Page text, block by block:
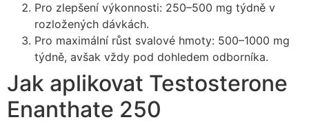
Pro zlepšení výkonnosti: 250–500 mg týdně v
rozložených dávkách.
Pro maximální růst svalové hmoty: 500–1000 mg
týdně, avšak vždy pod dohledem odborníka.
Jak aplikovat Testosterone
Enanthate 250